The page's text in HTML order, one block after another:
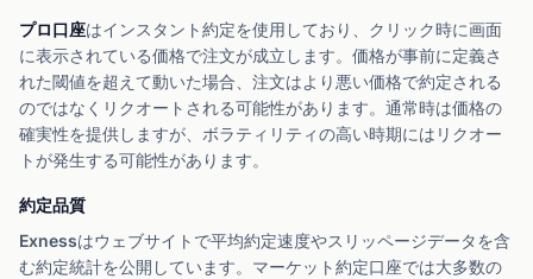
プロ口座はインスタント約定を使用しており、クリック時に画面
に表示されている価格で注文が成立します。価格が事前に定義さ
れた閾値を超えて動いた場合、注文はより悪い価格で約定される
のではなくリクオートされる可能性があります。通常時は価格の
確実性を提供しますが、ボラティリティの高い時期にはリクオー
トが発生する可能性があります。
約定品質
Exnessはウェブサイトで平均約定速度やスリッページデータを含
む約定統計を公開しています。マーケット約定口座では大多数の